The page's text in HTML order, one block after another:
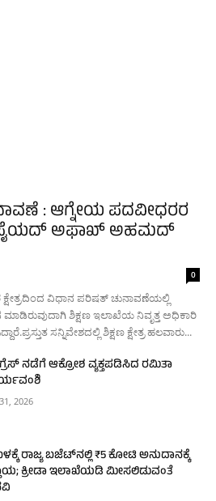
: ಆಗ್ನೇಯ ಪದವೀಧರರ
ಸೈಯದ್ ಅಫಾಖ್ ಅಹಮದ್
0
ವಿಧಾನ ಪರಿಷತ್ ಚುನಾವಣೆಯಲ್ಲಿ
ಮಾಡಿರುವುದಾಗಿ ಶಿಕ್ಷಣ ಇಲಾಖೆಯ ನಿವೃತ್ತ ಅಧಿಕಾರಿ
ಸನ್ನಿವೇಶದಲ್ಲಿ ಶಿಕ್ಷಣ ಕ್ಷೇತ್ರ ಹಲವಾರು...
ನಡೆಗೆ ಆಕ್ರೋಶ ವ್ಯಕ್ತಪಡಿಸಿದ ರಮಿತಾ
2026
ರಾಜ್ಯ ಬಜೆಟ್‌ನಲ್ಲಿ ₹5 ಕೋಟಿ ಅನುದಾನಕ್ಕೆ
ಕ್ರೀಡಾ ಇಲಾಖೆಯಡಿ ಮೀಸಲಿಡುವಂತೆ